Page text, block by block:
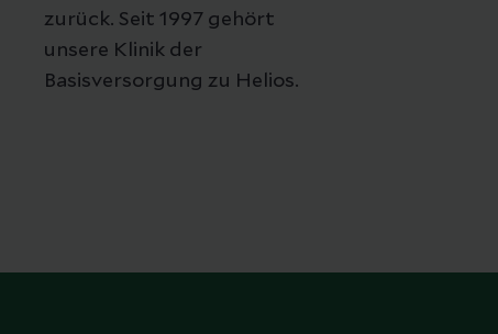
zurück. Seit 1997 gehört
unsere Klinik der
Basisversorgung zu Helios.